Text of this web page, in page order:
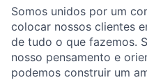
Somos unidos por um
colocar nossos clientes
de tudo o que fazemos.
nosso pensamento e
podemos construir um